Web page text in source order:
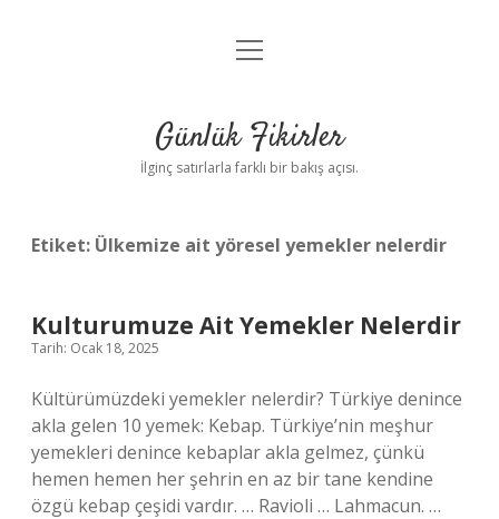
Anasayfa
Yasal Uyarı
menüyü
Günlük Fikirler
İlginç satırlarla farklı bir bakış açısı.
Etiket: Ülkemize ait yöresel yemekler nelerdir
Kulturumuze Ait Yemekler Nelerdir
Tarih: Ocak 18, 2025
Kültürümüzdeki yemekler nelerdir? Türkiye denince
akla gelen 10 yemek: Kebap. Türkiye’nin meşhur
yemekleri denince kebaplar akla gelmez, çünkü
hemen hemen her şehrin en az bir tane kendine
özgü kebap çeşidi vardır. … Ravioli … Lahmacun. …